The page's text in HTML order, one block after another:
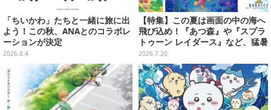
「ちいかわ」たちと一緒に旅に出
よう！この秋、ANAとのコラボレ
ーションが決定
2026.8.4
【特集】この夏は画面の中の海へ
飛び込め！『あつ森』や『スプラ
トゥーン レイダース』など、猛暑
を忘れて遊びたい“海ゲー”おすす
め5選
2026.7.20